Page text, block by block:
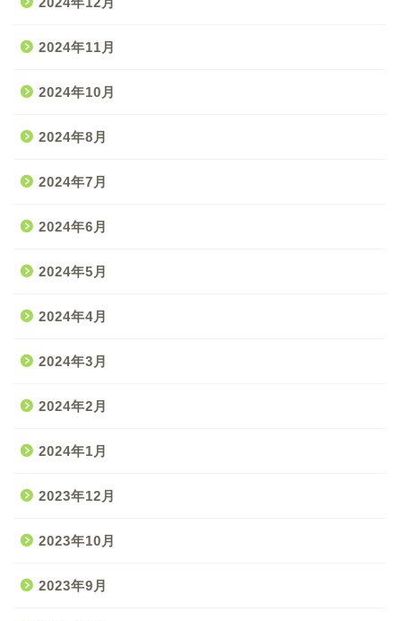
2024年11月
2024年10月
2024年8月
2024年7月
2024年6月
2024年5月
2024年4月
2024年3月
2024年2月
2024年1月
2023年12月
2023年10月
2023年9月